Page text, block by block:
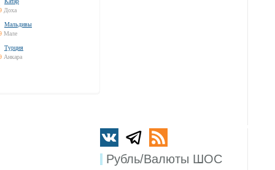
Доха
Мальдивы
Мале
Турция
Анкара
Рубль/Валюты ШОС